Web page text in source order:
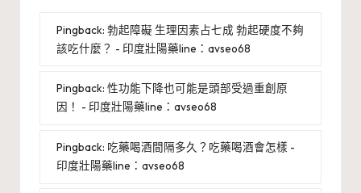
Pingback: 勃起障礙 生理因素占七成 勃起硬度不夠
該吃什麼？ - 印度壯陽藥line：avseo68
Pingback: 性功能下降也可能是頭部受過重創原
因！ - 印度壯陽藥line：avseo68
Pingback: 吃藥喝酒間隔多久？吃藥喝酒會怎樣 -
印度壯陽藥line：avseo68